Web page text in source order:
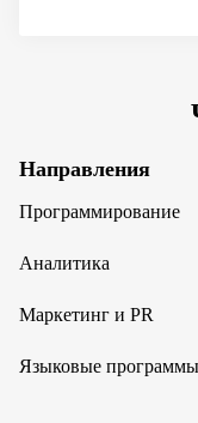
Направления
Программирование
Аналитика
Маркетинг и PR
Языковые программы